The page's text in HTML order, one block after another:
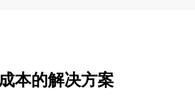
本的解决方案